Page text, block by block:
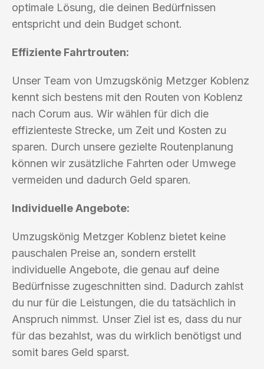
optimale Lösung, die deinen Bedürfnissen
entspricht und dein Budget schont.
Effiziente Fahrtrouten:
Unser Team von Umzugskönig Metzger Koblenz
kennt sich bestens mit den Routen von Koblenz
nach Corum aus. Wir wählen für dich die
effizienteste Strecke, um Zeit und Kosten zu
sparen. Durch unsere gezielte Routenplanung
können wir zusätzliche Fahrten oder Umwege
vermeiden und dadurch Geld sparen.
Individuelle Angebote:
Umzugskönig Metzger Koblenz bietet keine
pauschalen Preise an, sondern erstellt
individuelle Angebote, die genau auf deine
Bedürfnisse zugeschnitten sind. Dadurch zahlst
du nur für die Leistungen, die du tatsächlich in
Anspruch nimmst. Unser Ziel ist es, dass du nur
für das bezahlst, was du wirklich benötigst und
somit bares Geld sparst.